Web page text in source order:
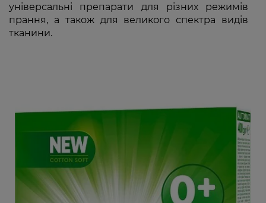
універсальні препарати для різних режимів
прання, а також для великого спектра видів
тканини.